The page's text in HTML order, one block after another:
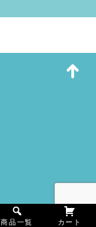
商品一覧 カート